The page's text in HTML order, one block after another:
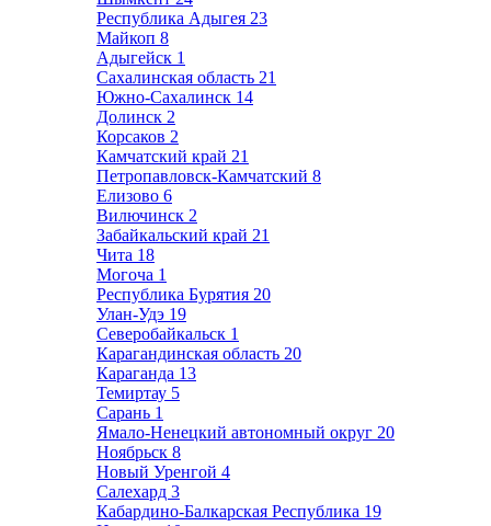
Республика Адыгея 23
Майкоп 8
Адыгейск 1
Сахалинская область 21
Южно-Сахалинск 14
Долинск 2
Корсаков 2
Камчатский край 21
Петропавловск-Камчатский 8
Елизово 6
Вилючинск 2
Забайкальский край 21
Чита 18
Могоча 1
Республика Бурятия 20
Улан-Удэ 19
Северобайкальск 1
Карагандинская область 20
Караганда 13
Темиртау 5
Сарань 1
Ямало-Ненецкий автономный округ 20
Ноябрьск 8
Новый Уренгой 4
Салехард 3
Кабардино-Балкарская Республика 19